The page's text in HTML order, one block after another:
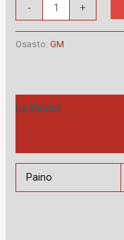
-
40.462
määrä
+
Osasto:GM
Lisätiedot
Paino